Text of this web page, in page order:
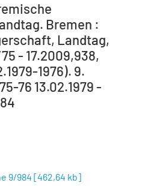
Bremen :
Landtag,
- 17.2009,938,
1976). 9.
76 13.02.1979 -
9/984 [462,64 kb]